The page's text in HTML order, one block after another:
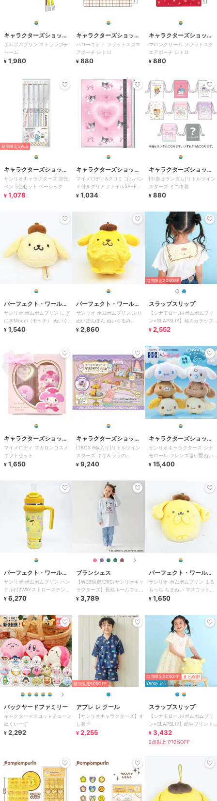
キャラクターズショッ
プ ラフラフ
ポムポムプリン ストラップチ
ャーム
¥ 1,980
キャラクターズショッ
プ ラフラフ
ハローキティ フラットスクエ
アポーチ レトロ
¥ 880
キャラクターズショッ
プ ラフラフ
マロンクリーム フラットスク
エアポーチ レトロ
¥ 880
期間限定SALE
キャラクターズショッ
プ ラフラフ
サンリオキャラクターズ 蛍光
ペン 5色セット ベーシック
¥ 1,078
キャラクターズショッ
プ ラフラフ
マイメロディ&クロミ ゴムバン
ド付きクリアファイル5P+F ド
リーム
¥ 1,034
キャラクターズショッ
プ ラフラフ
[中身はランダム]リトルツイン
スターズ ミニ巾着
¥ 880
パーフェクト・ワール
ド・トーキョー
サンリオ ポムポムプリン にぎ
にぎMocci（モッチ） ぬいぐ
るみ Sanrio
¥ 1,540
パーフェクト・ワール
ド・トーキョー
サンリオ ポムポムプリン ぷり
ぬいぽんぽん ぬいぐるみ
Sanrio
¥ 2,860
期間限定20%OFF
スラップスリップ
【シナモロール/ポムポムプリ
ン×SLAPSLIP】袖スカラップ
耳付きセーラー襟風Tシャツ
¥ 2,552
キャラクターズショッ
プ ラフラフ
マイメロディ マカロンコスメ
ギフトセット
¥ 1,650
キャラクターズショッ
プ ラフラフ
[1BOX 8個入り]リトルツイン
スターズ キキ＆ララの
Patisserie Etoile
¥ 9,240
キャラクターズショッ
プ ラフラフ
サンリオキャラクターズ シナ
モロール フレンズ這い型ぬい
ぐるみS 6Pセット
¥ 15,400
パーフェクト・ワール
ド・トーキョー
サンリオ ポムポムプリン ハン
ドル付2WAYストローステンレ
スタンブラー 水筒 ランチ
¥ 6,270
ブランシェス
【WEB限定/DRC/サンリオキャ
ラクターズ】長袖ルームウェ
ア・こども
¥ 3,789
パーフェクト・ワール
ド・トーキョー
サンリオ ポムポムプリン まる
もっち ちまぬい マスコット
Sanrio
¥ 1,650
バックヤードファミリー
キャクターマスコットチェーン
ぬくいーず
¥ 2,292
期間限定50%OFF
アプレ レ クール
【サンリオキャラクターズ】す
し甚平
¥ 2,255
期間限定20%OFF
まとめ割
¥500ｸｰﾎﾟﾝ
スラップスリップ
【シナモロール/ポムポムプリ
ン×SLAPSLIP】総柄プリント
ふわっとチュールフレアワンピ
ース(90
¥ 3,432
2点以上で10%OFF